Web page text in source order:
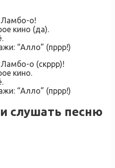
о!
кино (да).
“Алло” (пррр!)
о (скррр)!
кино.
“Алло” (пррр!)
слушать песню